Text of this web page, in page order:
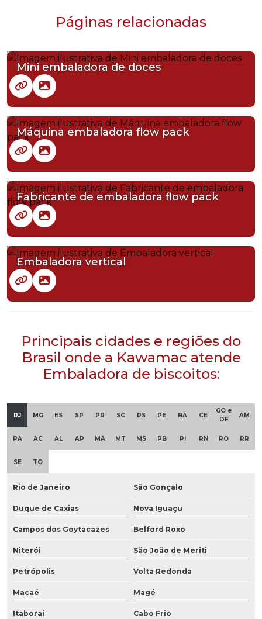
Páginas relacionadas
Mini embaladora de doces
Máquina embaladora flow pack
Fabricante de embaladora flow pack
Embaladora vertical
Principais cidades e regiões do
Brasil onde a Kawamac atende
Embaladora de biscoitos:
RJ MG ES SP PR SC RS PE BA CE
GO e
DF
AM
PA AC AL AP MA MT MS PB PI RN RO RR
SE TO
Rio de Janeiro São Gonçalo
Duque de Caxias Nova Iguaçu
Campos dos Goytacazes Belford Roxo
Niterói São João de Meriti
Petrópolis Volta Redonda
Macaé Magé
Itaboraí Cabo Frio